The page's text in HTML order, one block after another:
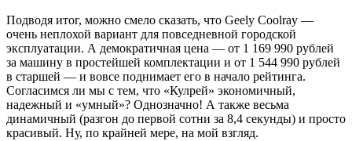
Подводя итог, можно смело сказать, что Geely Coolray —
очень неплохой вариант для повседневной городской
эксплуатации. А демократичная цена — от 1 169 990 рублей
за машину в простейшей комплектации и от 1 544 990 рублей
в старшей — и вовсе поднимает его в начало рейтинга.
Согласимся ли мы с тем, что «Кулрей» экономичный,
надежный и «умный»? Однозначно! А также весьма
динамичный (разгон до первой сотни за 8,4 секунды) и просто
красивый. Ну, по крайней мере, на мой взгляд.